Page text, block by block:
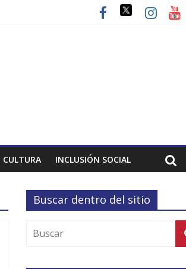
CULTURA INCLUSIÓN SOCIAL
Buscar dentro del sitio